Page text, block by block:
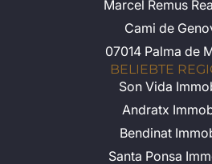
Marcel Remus
Cami de
07014 Palma de
BELIEBTE
Son Vida
Andratx
Bendinat
Santa Ponsa